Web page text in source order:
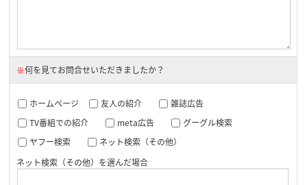
※何を見てお問合せいただきましたか？
ホームページ 友人の紹介
雑誌広告
TV番組での紹介
meta広告
グーグル検索
ヤフー検索
ネット検索（その他）
ネット検索（その他）を選んだ場合